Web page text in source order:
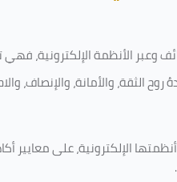
وعبر الأنظمة الإلكترونية،
الثقة، والأمانة، والإنصاف،
الإلكترونية، على